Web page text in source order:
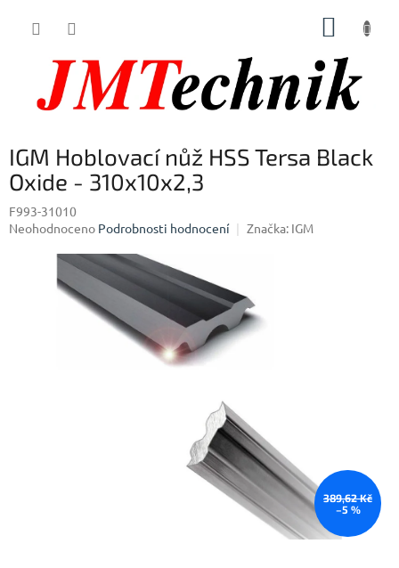
IGM Hoblovací nůž HSS Tersa Black
Oxide - 310x10x2,3
F993-31010
Průměrné
produktu
Neohodnoceno Podrobnosti hodnocení Značka: IGM
389,62 Kč
–5 %